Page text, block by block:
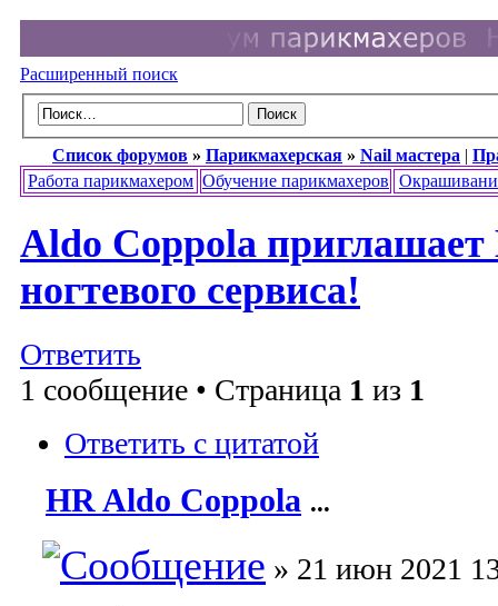
Расширенный поиск
Список форумов » Парикмахерская » Nail мастера |
Работа парикмахером Обучение парикмахеров
Aldo Coppola приглашает
ногтевого сервиса!
Ответить
1 сообщение • Страница 1 из 1
Ответить с цитатой
HR Aldo Coppola ...
» 21 июн 2021